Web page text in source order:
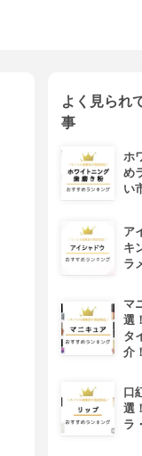
よく見られ
事
ホ
め
い
ア
キ
ラ
マ
選
タ
介！
口
選
ラ